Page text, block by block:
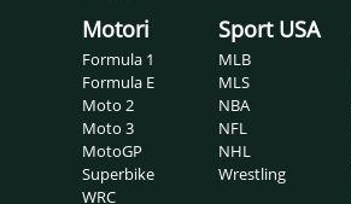
Motori
Formula 1
Formula E
Moto 2
Moto 3
MotoGP
Superbike
WRC
Sport USA
MLB
MLS
NBA
NFL
NHL
Wrestling